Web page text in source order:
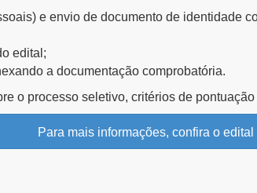
e envio de documento de identidade
edital ;
a documentação comprobatória.
o processo seletivo, critérios de
Para mais informações, confira o edital